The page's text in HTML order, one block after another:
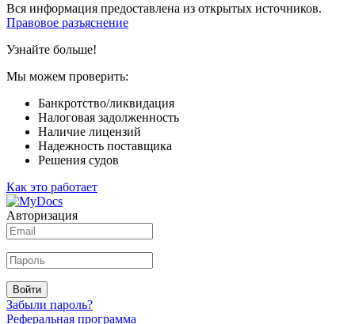
Вся информация предоставлена из открытых источников.
Правовое разъяснение
Узнайте больше!
Мы можем проверить:
Банкротство/ликвидация
Налоговая задолженность
Наличие лицензий
Надежность поставщика
Решения судов
Как это работает
Авторизация
Войти
Забыли пароль?
Реферальная программа